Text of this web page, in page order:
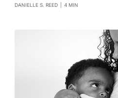
DANIELLE S. REED 4 MIN